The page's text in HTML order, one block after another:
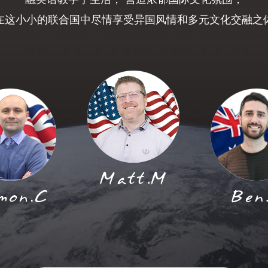
这小小的联合国中尽情享受异国风情和多元文化交融之